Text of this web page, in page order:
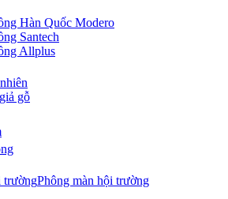
Hàn Quốc Modero
Santech
Allplus
gỗ
Phông màn hội trường